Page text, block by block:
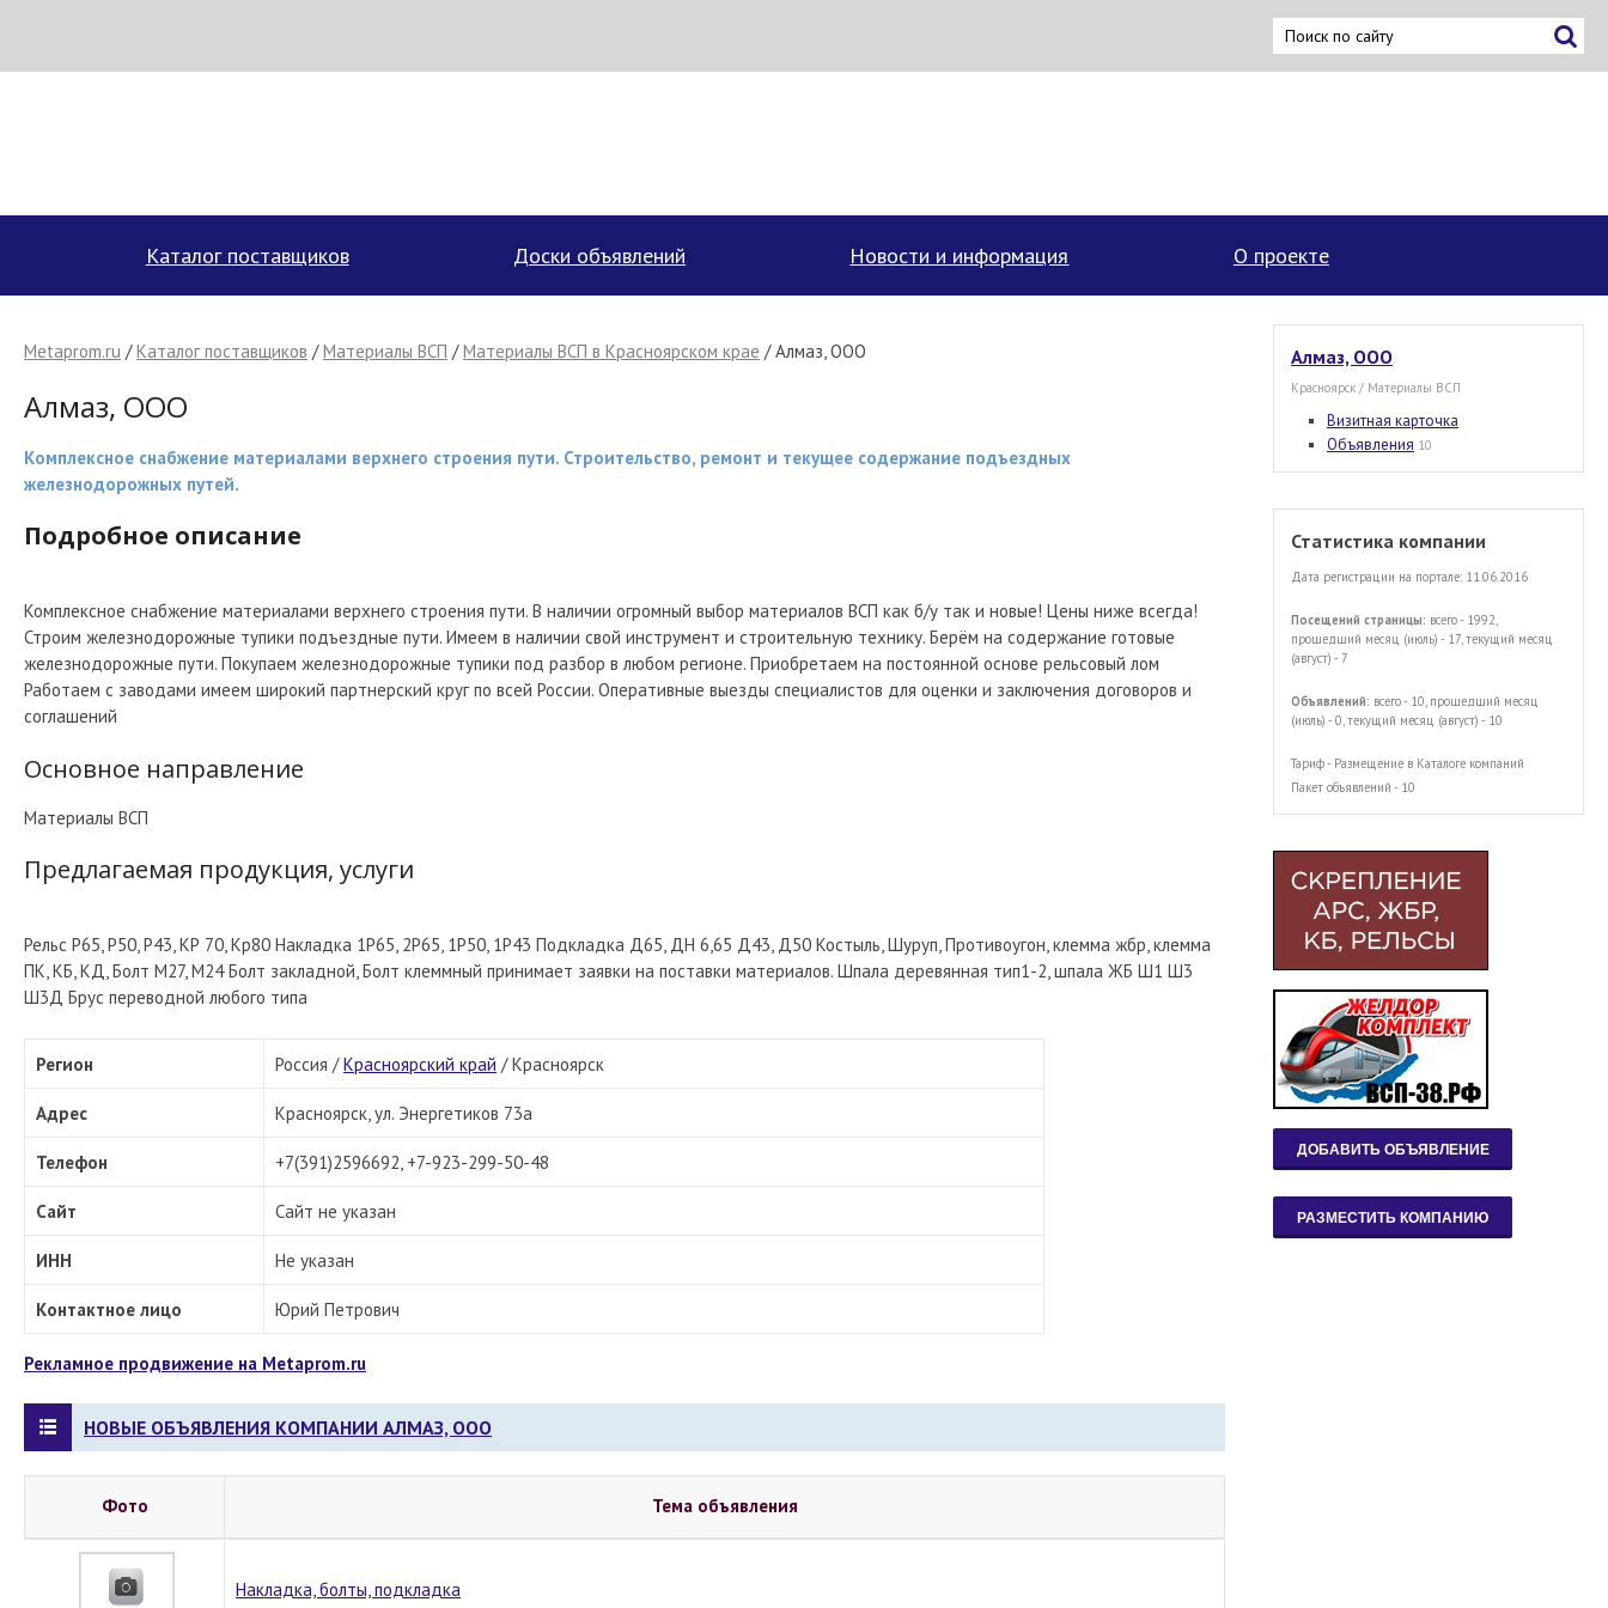
Каталог поставщиков Доски объявлений Новости и информация О проекте
Написать поставщику
Metaprom.ru /Каталог поставщиков /Материалы ВСП /Материалы ВСП в Красноярском крае / Алмаз, ООО
Алмаз, ООО
Комплексное снабжение материалами верхнего строения пути. Строительство, ремонт и текущее содержание подъездных
железнодорожных путей.
Подробное описание
Комплексное снабжение материалами верхнего строения пути. В наличии огромный выбор материалов ВСП как б/у так и новые! Цены ниже всегда!
Строим железнодорожные тупики подъездные пути. Имеем в наличии свой инструмент и строительную технику. Берём на содержание готовые
железнодорожные пути. Покупаем железнодорожные тупики под разбор в любом регионе. Приобретаем на постоянной основе рельсовый лом
Работаем с заводами имеем широкий партнерский круг по всей России. Оперативные выезды специалистов для оценки и заключения договоров и
соглашений
Основное направление
Материалы ВСП
Предлагаемая продукция, услуги
Рельс Р65, Р50, Р43, КР 70, Кр80 Накладка 1Р65, 2Р65, 1Р50, 1Р43 Подкладка Д65, ДН 6,65 Д43, Д50 Костыль, Шуруп, Противоугон, клемма жбр, клемма
ПК, КБ, КД, Болт М27, М24 Болт закладной, Болт клеммный принимает заявки на поставки материалов. Шпала деревянная тип1-2, шпала ЖБ Ш1 Ш3
Ш3Д Брус переводной любого типа
Регион Россия /Красноярский край /Красноярск
Адрес Красноярск, ул. Энергетиков 73а
Телефон +7(391)2596692, +7-923-299-50-48
Сайт Сайт не указан
ИНН Не указан
Контактное лицо Юрий Петрович
Рекламное продвижение на Metaprom.ru
НОВЫЕ ОБЪЯВЛЕНИЯ КОМПАНИИ АЛМАЗ, ООО
Фото Тема объявления
Накладка, болты, подкладка
Алмаз, ООО
Красноярск / Материалы ВСП
Визитная карточка
Объявления 10
Статистика компании
Дата регистрации на портале: 11.06.2016
Посещений страницы: всего - 1992,
прошедший месяц (июль) - 17, текущий месяц
(август) - 7
Объявлений: всего - 10, прошедший месяц
(июль) - 0, текущий месяц (август) - 10
Тариф - Размещение в Каталоге компаний
Пакет объявлений - 10